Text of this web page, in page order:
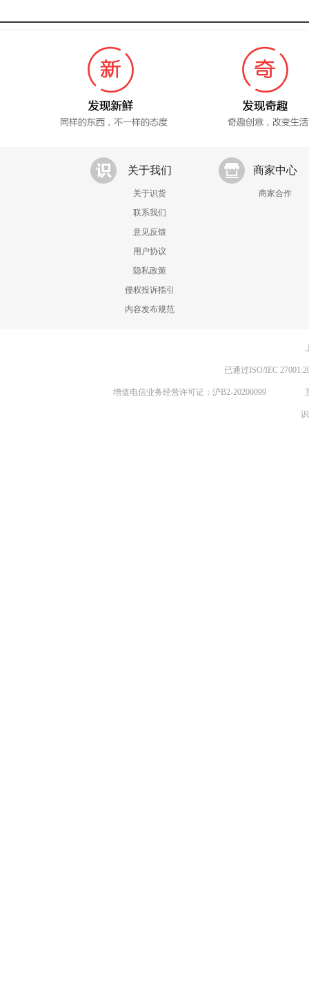
关于我们
关于识货
联系我们
意见反馈
用户协议
隐私政策
侵权投诉指引
内容发布规范
商家中心
商家合作
已通过ISO/IEC
增值电信业务经营许可证：沪B2-20200099